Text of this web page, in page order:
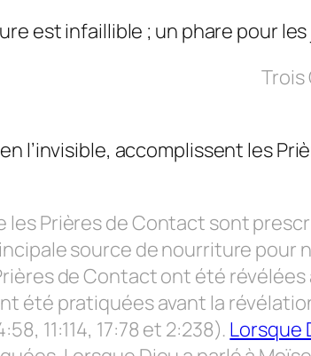
est infaillible ; un phare pour les
Trois
l’invisible, accomplissent les
les Prières de Contact sont
source de nourriture pour
de Contact ont été révélées
été pratiquées avant la
11:114, 17:78 et 2:238).Lorsque